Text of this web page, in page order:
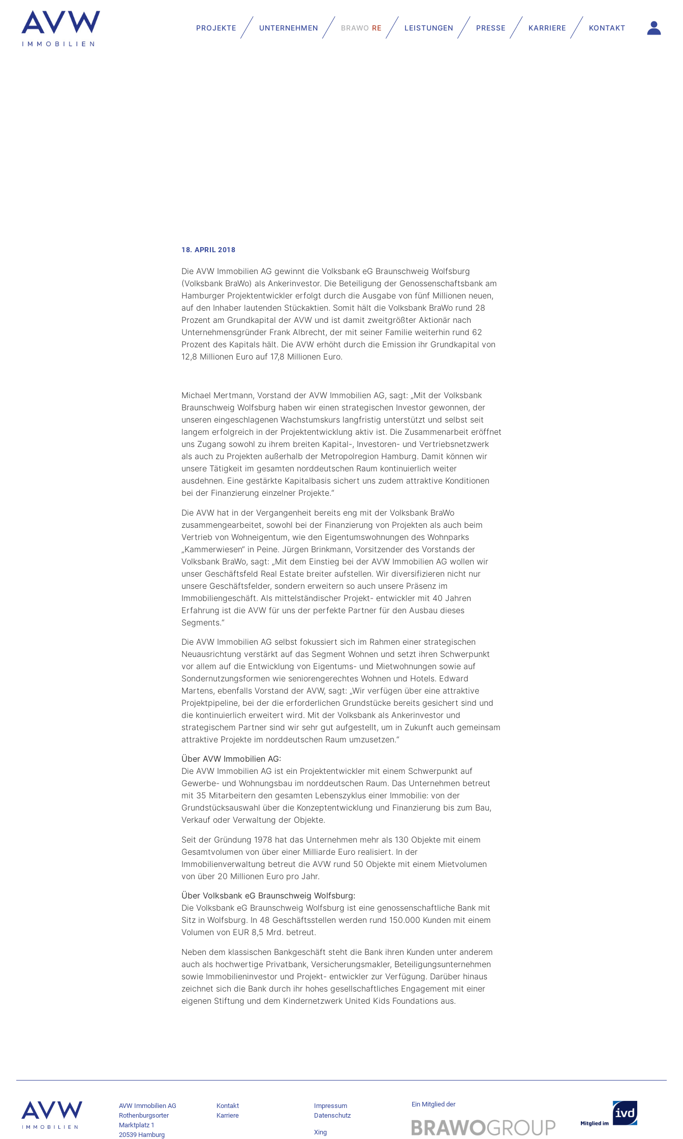
PROJEKTE UNTERNEHMEN BRAWO RE LEISTUNGEN PRESSE KARRIERE KONTAKT
18. APRIL 2018
Die AVW Immobilien AG gewinnt die Volksbank eG Braunschweig Wolfsburg
(Volksbank BraWo) als Ankerinvestor. Die Beteiligung der Genossenschaftsbank am
Hamburger Projektentwickler erfolgt durch die Ausgabe von fünf Millionen neuen,
auf den Inhaber lautenden Stückaktien. Somit hält die Volksbank BraWo rund 28
Prozent am Grundkapital der AVW und ist damit zweitgrößter Aktionär nach
Unternehmensgründer Frank Albrecht, der mit seiner Familie weiterhin rund 62
Prozent des Kapitals hält. Die AVW erhöht durch die Emission ihr Grundkapital von
12,8 Millionen Euro auf 17,8 Millionen Euro.
Michael Mertmann, Vorstand der AVW Immobilien AG, sagt: „Mit der Volksbank
Braunschweig Wolfsburg haben wir einen strategischen Investor gewonnen, der
unseren eingeschlagenen Wachstumskurs langfristig unterstützt und selbst seit
langem erfolgreich in der Projektentwicklung aktiv ist. Die Zusammenarbeit eröffnet
uns Zugang sowohl zu ihrem breiten Kapital-, Investoren- und Vertriebsnetzwerk
als auch zu Projekten außerhalb der Metropolregion Hamburg. Damit können wir
unsere Tätigkeit im gesamten norddeutschen Raum kontinuierlich weiter
ausdehnen. Eine gestärkte Kapitalbasis sichert uns zudem attraktive Konditionen
bei der Finanzierung einzelner Projekte.“
Die AVW hat in der Vergangenheit bereits eng mit der Volksbank BraWo
zusammengearbeitet, sowohl bei der Finanzierung von Projekten als auch beim
Vertrieb von Wohneigentum, wie den Eigentumswohnungen des Wohnparks
„Kammerwiesen“ in Peine. Jürgen Brinkmann, Vorsitzender des Vorstands der
Volksbank BraWo, sagt: „Mit dem Einstieg bei der AVW Immobilien AG wollen wir
unser Geschäftsfeld Real Estate breiter aufstellen. Wir diversifizieren nicht nur
unsere Geschäftsfelder, sondern erweitern so auch unsere Präsenz im
Immobiliengeschäft. Als mittelständischer Projekt- entwickler mit 40 Jahren
Erfahrung ist die AVW für uns der perfekte Partner für den Ausbau dieses
Segments.“
Die AVW Immobilien AG selbst fokussiert sich im Rahmen einer strategischen
Neuausrichtung verstärkt auf das Segment Wohnen und setzt ihren Schwerpunkt
vor allem auf die Entwicklung von Eigentums- und Mietwohnungen sowie auf
Sondernutzungsformen wie seniorengerechtes Wohnen und Hotels. Edward
Martens, ebenfalls Vorstand der AVW, sagt: „Wir verfügen über eine attraktive
Projektpipeline, bei der die erforderlichen Grundstücke bereits gesichert sind und
die kontinuierlich erweitert wird. Mit der Volksbank als Ankerinvestor und
strategischem Partner sind wir sehr gut aufgestellt, um in Zukunft auch gemeinsam
attraktive Projekte im norddeutschen Raum umzusetzen.“
Über AVW Immobilien AG:
Die AVW Immobilien AG ist ein Projektentwickler mit einem Schwerpunkt auf
Gewerbe- und Wohnungsbau im norddeutschen Raum. Das Unternehmen betreut
mit 35 Mitarbeitern den gesamten Lebenszyklus einer Immobilie: von der
Grundstücksauswahl über die Konzeptentwicklung und Finanzierung bis zum Bau,
Verkauf oder Verwaltung der Objekte.
Seit der Gründung 1978 hat das Unternehmen mehr als 130 Objekte mit einem
Gesamtvolumen von über einer Milliarde Euro realisiert. In der
Immobilienverwaltung betreut die AVW rund 50 Objekte mit einem Mietvolumen
von über 20 Millionen Euro pro Jahr.
Über Volksbank eG Braunschweig Wolfsburg:
Die Volksbank eG Braunschweig Wolfsburg ist eine genossenschaftliche Bank mit
Sitz in Wolfsburg. In 48 Geschäftsstellen werden rund 150.000 Kunden mit einem
Volumen von EUR 8,5 Mrd. betreut.
Neben dem klassischen Bankgeschäft steht die Bank ihren Kunden unter anderem
auch als hochwertige Privatbank, Versicherungsmakler, Beteiligungsunternehmen
sowie Immobilieninvestor und Projekt- entwickler zur Verfügung. Darüber hinaus
zeichnet sich die Bank durch ihr hohes gesellschaftliches Engagement mit einer
eigenen Stiftung und dem Kindernetzwerk United Kids Foundations aus.
AVW Immobilien AG
Rothenburgsorter
Marktplatz 1
20539 Hamburg
Kontakt
Karriere
Impressum
Datenschutz
Xing
Ein Mitglied der